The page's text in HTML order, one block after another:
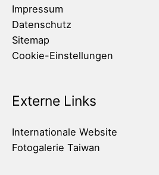
Impressum
Datenschutz
Sitemap
Cookie-Einstellungen
Externe Links
Internationale Website
Fotogalerie Taiwan